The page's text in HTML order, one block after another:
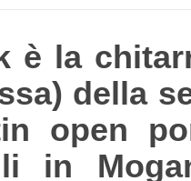
è la
della
open
in